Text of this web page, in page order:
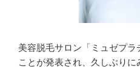
美容脱毛サロン「ミュゼプ
ことが発表され、久しぶり